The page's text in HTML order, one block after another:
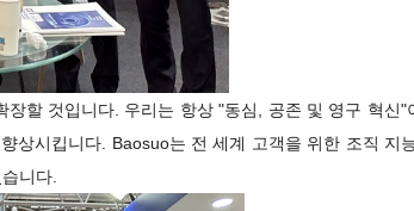
할 것입니다. 우리는 항상 "동심, 공존 및 영구 혁신"
상시킵니다. Baosuo는 전 세계 고객을 위한 조직 지
니다.